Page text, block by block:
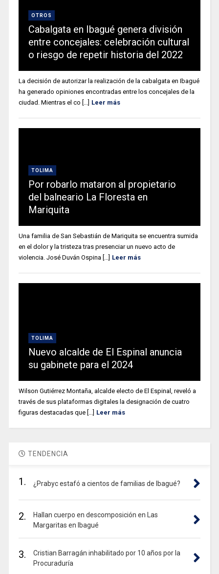
OTROS
Cabalgata en Ibagué genera división
entre concejales: celebración cultural
o riesgo de repetir historia del 2022
La decisión de autorizar la realización de la cabalgata en Ibagué
ha generado opiniones encontradas entre los concejales de la
ciudad. Mientras el co [...] Leer más
TOLIMA
Por robarlo mataron al propietario
del balneario La Floresta en
Mariquita
Una familia de San Sebastián de Mariquita se encuentra sumida
en el dolor y la tristeza tras presenciar un nuevo acto de
violencia. José Duván Ospina [...] Leer más
TOLIMA
Nuevo alcalde de El Espinal anuncia
su gabinete para el 2024
Wilson Gutiérrez Montaña, alcalde electo de El Espinal, reveló a
través de sus plataformas digitales la designación de cuatro
figuras destacadas que [...] Leer más
TENDENCIA
1. ¿Prabyc estafó a cientos de familias de Ibagué?
2.
Hallan cuerpo en descomposición en Las
Margaritas en Ibagué
3.
Cristian Barragán inhabilitado por 10 años por la
Procuraduría